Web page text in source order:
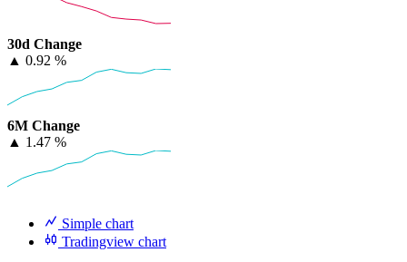
30d Change
▲ 0.92 %
6M Change
▲ 1.47 %
Simple chart
Tradingview chart